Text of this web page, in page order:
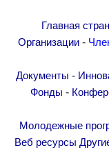
Анонсы
Университеты
Новости
Научные
Ученые диаспоры
Главная
Организации-
Документы -
Фонды -
Молодежные
Веб ресурсы